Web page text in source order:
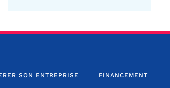
SON ENTREPRISE FINANCEMENT